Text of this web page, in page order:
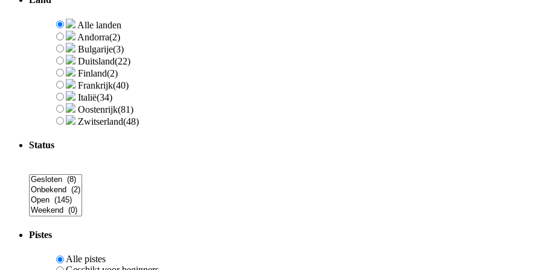
Alle landen
Andorra(2)
Bulgarije(3)
Duitsland(22)
Finland(2)
Frankrijk(40)
Italië(34)
Oostenrijk(81)
Zwitserland(48)
Status
Pistes
Alle pistes